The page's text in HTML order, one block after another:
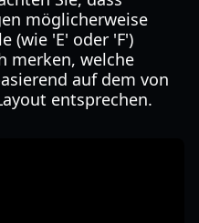
möglicherweise
(wie 'E' oder 'F')
merken, welche
auf dem von
entsprechen.